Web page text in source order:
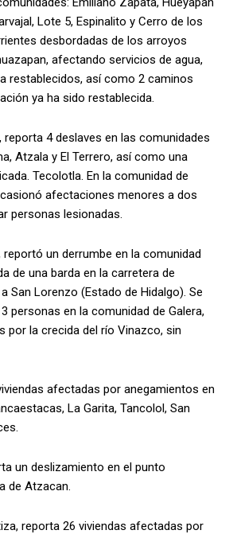
Lote 5, Espinalito y Cerro de los
desbordadas de los arroyos
afectando servicios de agua,
restablecidos, así como 2 caminos
ya ha sido restablecida.
reporta 4 deslaves en las comunidades
Atzala y El Terrero, así como una
Tecolotla. En la comunidad de
afectaciones menores a dos
personas lesionadas.
reportó un derrumbe en la comunidad
de una barda en la carretera de
San Lorenzo (Estado de Hidalgo). Se
personas en la comunidad de Galera,
por la crecida del río Vinazco, sin
afectadas por anegamientos en
La Garita, Tancolol, San
un deslizamiento en el punto
de Atzacan.
reporta 26 viviendas afectadas por